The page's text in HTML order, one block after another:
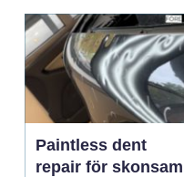
Paintless dent
repair för skonsam